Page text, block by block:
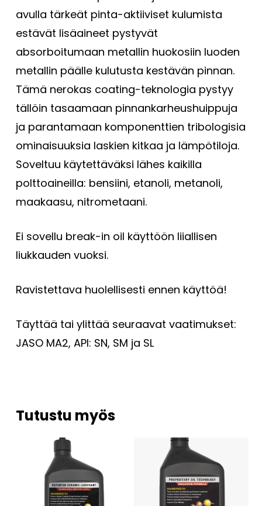
avulla tärkeät pinta-aktiiviset kulumista
estävät lisäaineet pystyvät
absorboitumaan metallin huokosiin luoden
metallin päälle kulutusta kestävän pinnan.
Tämä nerokas coating-teknologia pystyy
tällöin tasaamaan pinnankarheushuippuja
ja parantamaan komponenttien tribologisia
ominaisuuksia laskien kitkaa ja lämpötiloja.
Soveltuu käytettäväksi lähes kaikilla
polttoaineilla: bensiini, etanoli, metanoli,
maakaasu, nitrometaani.
Ei sovellu break-in oil käyttöön liiallisen
liukkauden vuoksi.
Ravistettava huolellisesti ennen käyttöä!
Täyttää tai ylittää seuraavat vaatimukset:
JASO MA2, API: SN, SM ja SL
Tutustu myös